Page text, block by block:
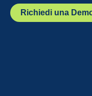
Richiedi una